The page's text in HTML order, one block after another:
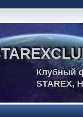
Клубный
STAREX,